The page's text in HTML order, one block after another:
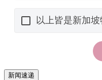
新闻速递